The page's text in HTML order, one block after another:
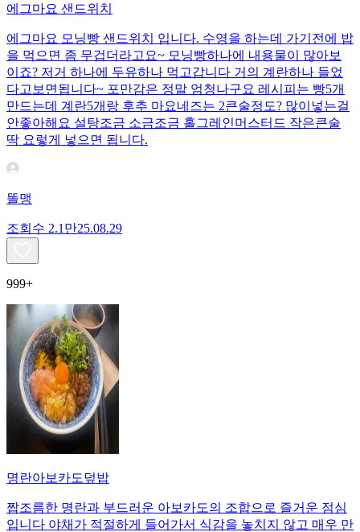
에그마요 샌드위치
에그마요 모닝빵 샌드위치 입니다. 수영을 하는데 가기전에 밥
을 먹으면 좀 무겁더라고요~ 모닝빵하나에 내용물이 많아보
이죠? 저거 하나에 두유하나 먹고갑니다 거의 계란하나 들었
다고보면됩니다~ 포만감은 정말 엄청나구요 레시피는 빵5개
만드는데 계란5개랑 후추 마요네즈는 2큰술정도? 많이넣는걸
안좋아해요 설탕조금 소금조금 홀그레인머스터드 작은큰술
딱 요렇게 넣으면 됩니다.
똘맹
조회수 2.1만25.08.29
999+
명란아보카도덮밥
짭조름한 명란과 부드러운 아보카도의 조합으로 즐거운 점심
입니다 야채가 적절하게 들어가서 식감을 놓치지 않고 매우 만